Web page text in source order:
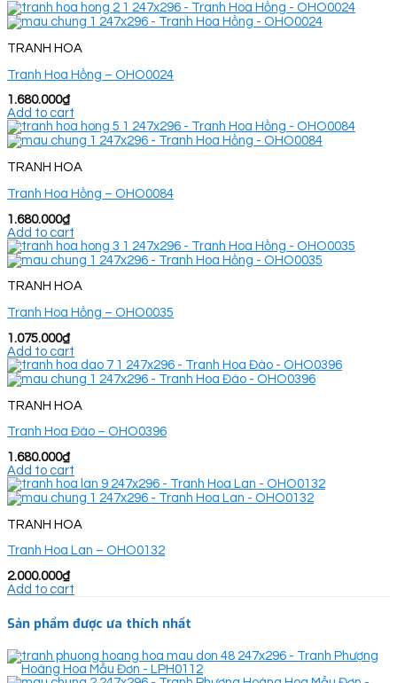
TRANH HOA
Tranh Hoa Hồng – OHO0024
1.680.000₫
Add to cart
TRANH HOA
Tranh Hoa Hồng – OHO0084
1.680.000₫
Add to cart
TRANH HOA
Tranh Hoa Hồng – OHO0035
1.075.000₫
Add to cart
TRANH HOA
Tranh Hoa Đào – OHO0396
1.680.000₫
Add to cart
TRANH HOA
Tranh Hoa Lan – OHO0132
2.000.000₫
Add to cart
Sản phẩm được ưa thích nhất